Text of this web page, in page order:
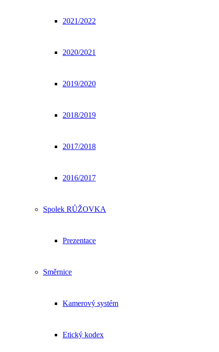
2021/2022
2020/2021
2019/2020
2018/2019
2017/2018
2016/2017
Spolek RŮŽOVKA
Prezentace
Směrnice
Kamerový systém
Etický kodex